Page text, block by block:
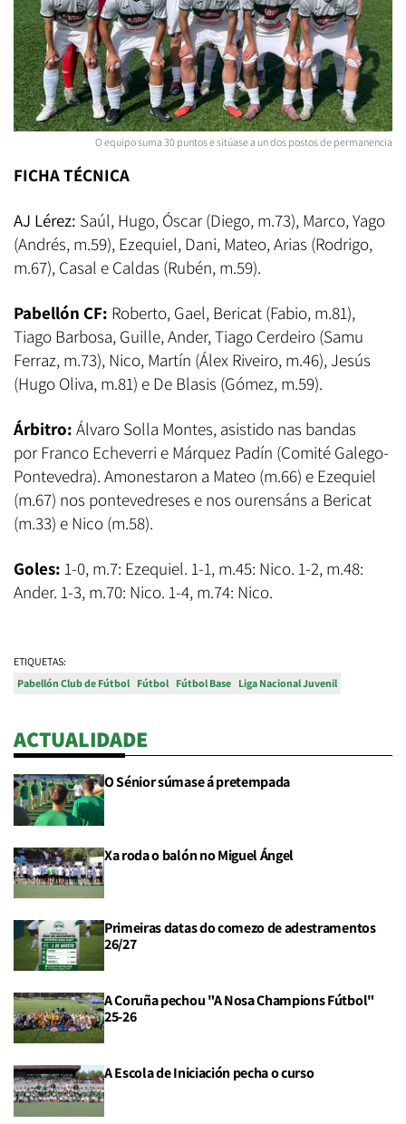
O equipo suma 30 puntos e sitúase a un dos postos de permanencia
FICHA TÉCNICA
AJ Lérez: Saúl, Hugo, Óscar (Diego, m.73), Marco, Yago
(Andrés, m.59), Ezequiel, Dani, Mateo, Arias (Rodrigo,
m.67), Casal e Caldas (Rubén, m.59).
Pabellón CF: Roberto, Gael, Bericat (Fabio, m.81),
Tiago Barbosa, Guille, Ander, Tiago Cerdeiro (Samu
Ferraz, m.73), Nico, Martín (Álex Riveiro, m.46), Jesús
(Hugo Oliva, m.81) e De Blasis (Gómez, m.59).
Árbitro: Álvaro Solla Montes, asistido nas bandas
por Franco Echeverri e Márquez Padín (Comité Galego-
Pontevedra). Amonestaron a Mateo (m.66) e Ezequiel
(m.67) nos pontevedreses e nos ourensáns a Bericat
(m.33) e Nico (m.58).
Goles: 1-0, m.7: Ezequiel. 1-1, m.45: Nico. 1-2, m.48:
Ander. 1-3, m.70: Nico. 1-4, m.74: Nico.
ETIQUETAS:
Pabellón Club de Fútbol Fútbol Fútbol Base Liga Nacional Juvenil
ACTUALIDADE
O Sénior súmase á pretempada
Xa roda o balón no Miguel Ángel
Primeiras datas do comezo de adestramentos
26/27
A Coruña pechou "A Nosa Champions Fútbol"
25-26
A Escola de Iniciación pecha o curso